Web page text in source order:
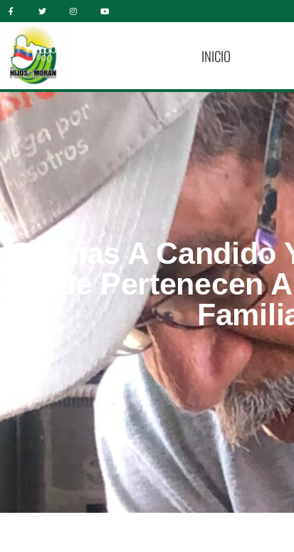
INICIO
Gracias A Candido
Que Pertenecen